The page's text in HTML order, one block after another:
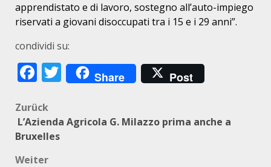
apprendistato e di lavoro, sostegno all’auto-impiego
riservati a giovani disoccupati tra i 15 e i 29 anni”.
condividi su:
Facebook
Twitter
Share Post
Beitragsnavigation
Zurück
L’Azienda Agricola G. Milazzo prima anche a
Bruxelles
Weiter